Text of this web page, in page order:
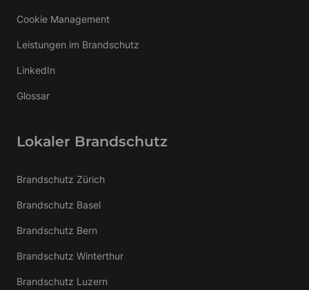
Cookie Management
Leistungen im Brandschutz
LinkedIn
Glossar
Lokaler Brandschutz
Brandschutz Zürich
Brandschutz Basel
Brandschutz Bern
Brandschutz Winterthur
Brandschutz Luzern